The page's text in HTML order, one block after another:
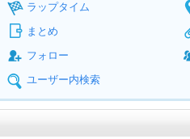
ラップタイム
まとめ
フォロー
ユーザー内検索